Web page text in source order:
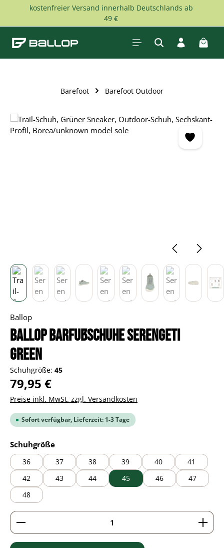
Zum Hauptinhalt springen
kostenfreier Versand innerhalb Deutschlands ab
49 €
Barefoot Barefoot Outdoor
Bildergalerie überspringen
Ballop
BALLOP Barfußschuhe Serengeti
green
Schuhgröße: 45
Regulärer Preis:
79,95 €
Preise inkl. MwSt. zzgl. Versandkosten
Sofort verfügbar, Lieferzeit: 1-3 Tage
Schuhgrößeauswählen
36 37 38 39 40
41
42
43 44 45 46
47
48
Produkt Anzahl: Gib den gewünschten Wert ein